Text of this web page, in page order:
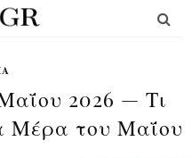
2026 — Τι
Μέρα του Μαΐου